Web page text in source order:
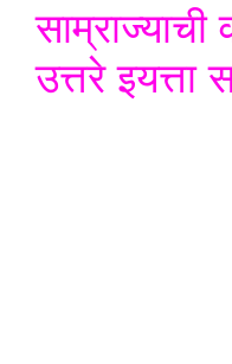
उत्तरे इयत्ता